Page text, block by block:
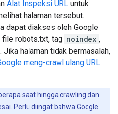
Alat Inspeksi URL untuk
halaman tersebut.
dapat diakses oleh Google
file robots.txt, tag noindex ,
Jika halaman tidak bermasalah,
meng-crawl ulang URL
saat hingga crawling dan
Perlu diingat bahwa Google